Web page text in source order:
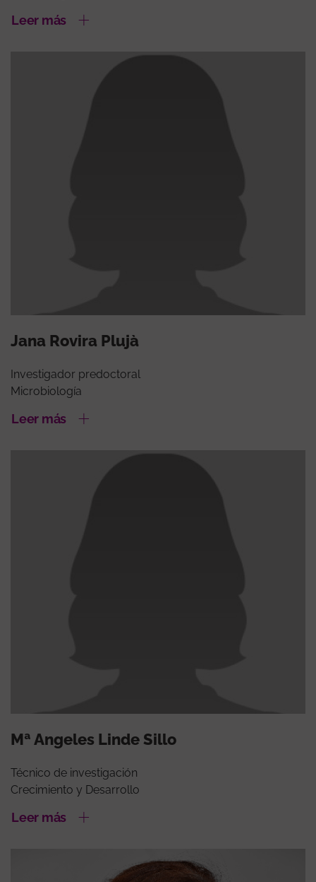
Leer más
Jana Rovira Plujà
Investigador predoctoral
Microbiología
Leer más
Mª Angeles Linde Sillo
Técnico de investigación
Crecimiento y Desarrollo
Leer más